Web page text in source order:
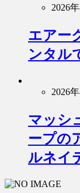
2026
エアー
ンタル
2026
マッシ
ープの
ルネイ